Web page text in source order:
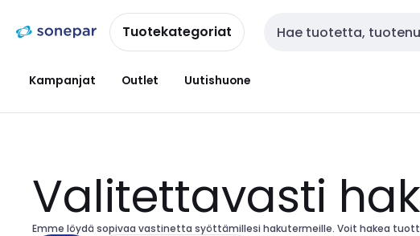
navigointiinsisältöönTuotekategoriat Haku
Kampanjat Outlet Uutishuone
Valitettavasti
Emme löydä sopivaa vastinetta syöttämillesi hakutermeille. Voit hakea